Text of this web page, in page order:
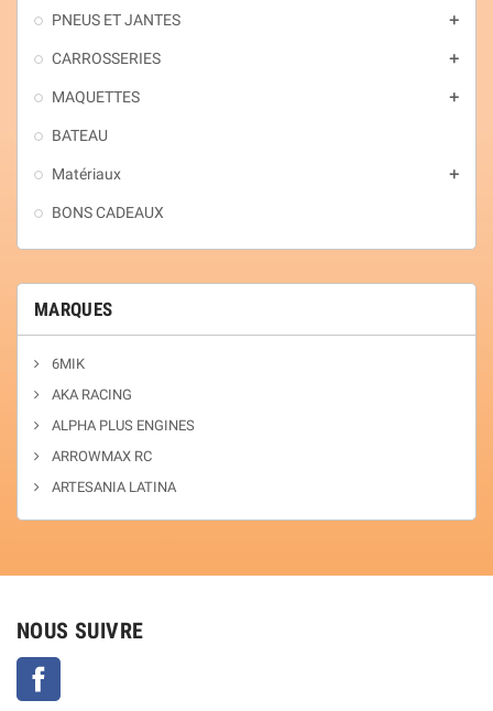
PNEUS ET JANTES add
CARROSSERIES add
MAQUETTES add
BATEAU
Matériaux add
BONS CADEAUX
MARQUES
6MIK
AKA RACING
ALPHA PLUS ENGINES
ARROWMAX RC
ARTESANIA LATINA
NOUS SUIVRE